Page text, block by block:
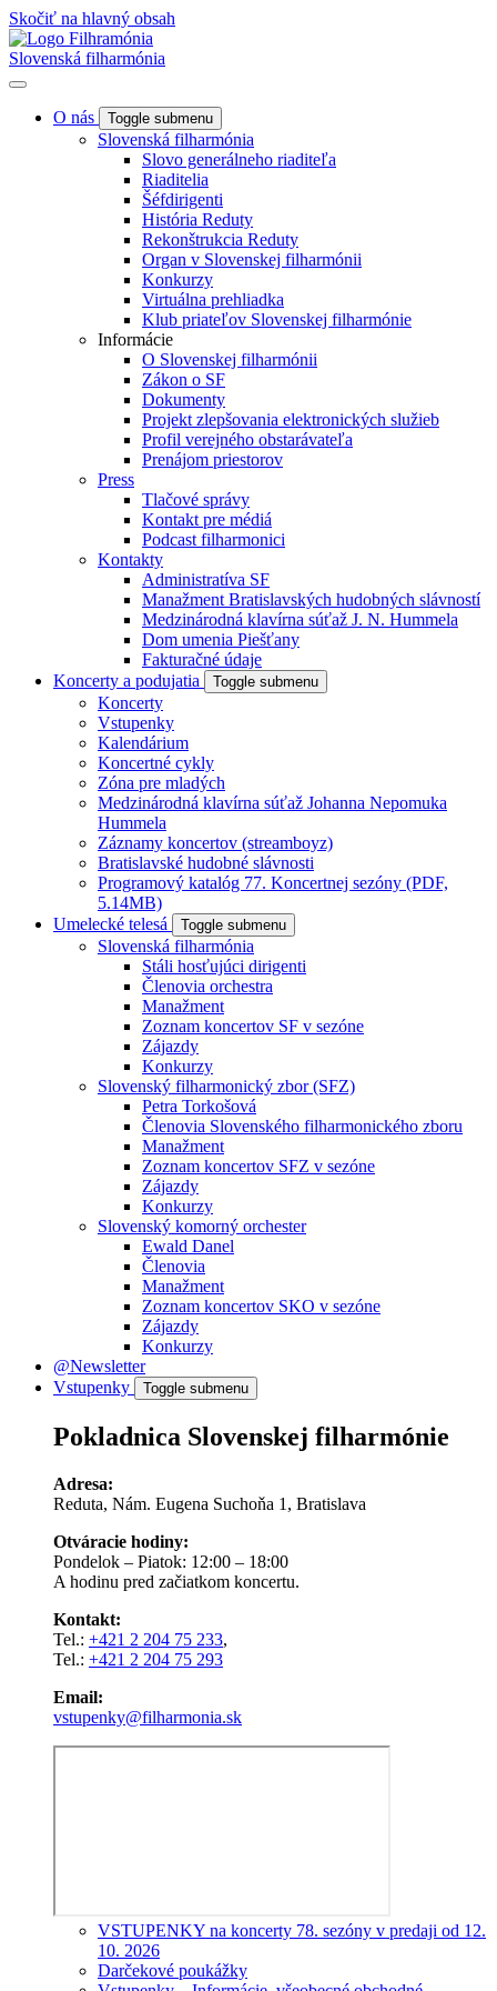
Skočiť na hlavný obsah
Slovenská filharmónia
O nás Toggle submenu
Slovenská filharmónia
Slovo generálneho riaditeľa
Riaditelia
Šéfdirigenti
História Reduty
Rekonštrukcia Reduty
Organ v Slovenskej filharmónii
Konkurzy
Virtuálna prehliadka
Klub priateľov Slovenskej filharmónie
Informácie
O Slovenskej filharmónii
Zákon o SF
Dokumenty
Projekt zlepšovania elektronických služieb
Profil verejného obstarávateľa
Prenájom priestorov
Press
Tlačové správy
Kontakt pre médiá
Podcast filharmonici
Kontakty
Administratíva SF
Manažment Bratislavských hudobných slávností
Medzinárodná klavírna súťaž J. N. Hummela
Dom umenia Piešťany
Fakturačné údaje
Koncerty a podujatia
Toggle submenu
Koncerty
Vstupenky
Kalendárium
Koncertné cykly
Zóna pre mladých
Medzinárodná klavírna súťaž Johanna Nepomuka
Hummela
Záznamy koncertov (streamboyz)
Bratislavské hudobné slávnosti
Programový katalóg 77. Koncertnej sezóny (PDF,
5.14MB)
Umelecké telesá
Toggle submenu
Slovenská filharmónia
Stáli hosťujúci dirigenti
Členovia orchestra
Manažment
Zoznam koncertov SF v sezóne
Zájazdy
Konkurzy
Slovenský filharmonický zbor (SFZ)
Petra Torkošová
Členovia Slovenského filharmonického zboru
Manažment
Zoznam koncertov SFZ v sezóne
Zájazdy
Konkurzy
Slovenský komorný orchester
Ewald Danel
Členovia
Manažment
Zoznam koncertov SKO v sezóne
Zájazdy
Konkurzy
@Newsletter
Vstupenky
Toggle submenu
Pokladnica Slovenskej filharmónie
Adresa:
Reduta, Nám. Eugena Suchoňa 1, Bratislava
Otváracie hodiny:
Pondelok – Piatok: 12:00 – 18:00
A hodinu pred začiatkom koncertu.
Kontakt:
Tel.: +421 2 204 75 233,
Tel.: +421 2 204 75 293
Email:
vstupenky@filharmonia.sk
VSTUPENKY na koncerty 78. sezóny v predaji od 12.
10. 2026
Darčekové poukážky